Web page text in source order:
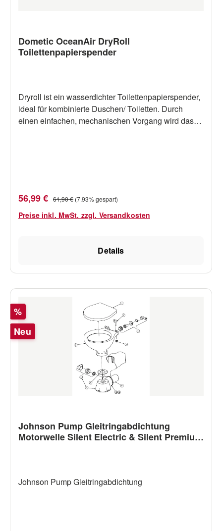
Dometic OceanAir DryRoll
Toilettenpapierspender
Dryroll ist ein wasserdichter Toilettenpapierspender,
ideal für kombinierte Duschen/ Toiletten. Durch
einen einfachen, mechanischen Vorgang wird das
Verkaufspreis:
56,99 € Regulärer Preis:
61,90 € (7.93% gespart)
Preise inkl. MwSt. zzgl. Versandkosten
Details
Rabatt
%
Neu
Johnson Pump Gleitringabdichtung
Motorwelle Silent Electric & Silent Premium
Johnson Pump Gleitringabdichtung